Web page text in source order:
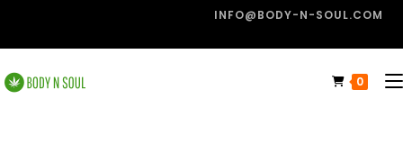
INFO@BODY-N-SOUL.COM
0